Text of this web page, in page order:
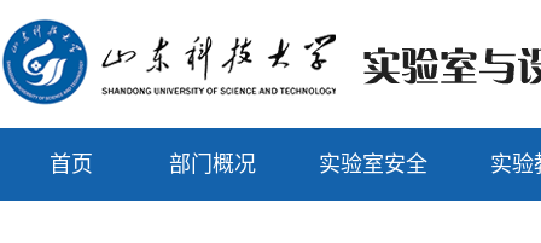
首页 部门概况 实验室安全 实验